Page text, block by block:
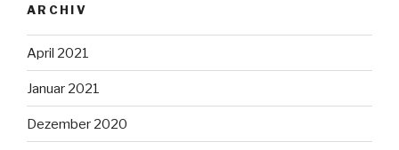
ARCHIV
April 2021
Januar 2021
Dezember 2020